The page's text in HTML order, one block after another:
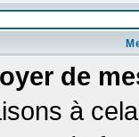
de
à